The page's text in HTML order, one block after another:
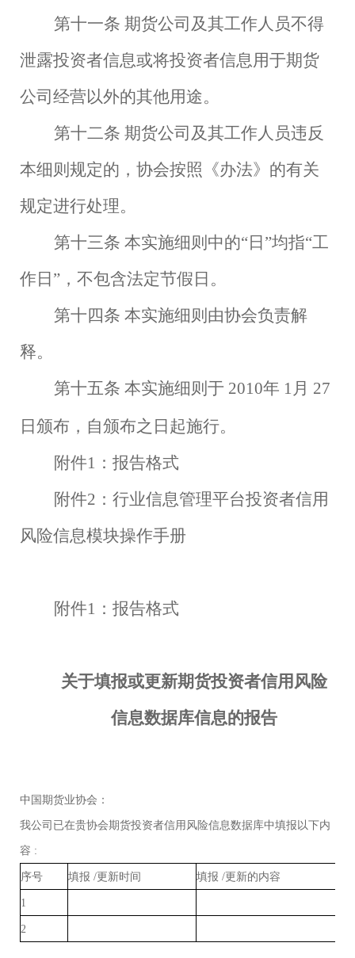
第十一条 期货公司及其工作人员不得
泄露投资者信息或将投资者信息用于期货
公司经营以外的其他用途。
第十二条 期货公司及其工作人员违反
本细则规定的，协会按照《办法》的有关
规定进行处理。
第十三条 本实施细则中的“日”均指“工
作日”，不包含法定节假日。
第十四条 本实施细则由协会负责解
释。
第十五条 本实施细则于 2010年 1月 27
日颁布，自颁布之日起施行。
附件1：报告格式
附件2：行业信息管理平台投资者信用
风险信息模块操作手册
附件1：报告格式
关于填报或更新期货投资者信用风险
信息数据库信息的报告
中国期货业协会：
我公司已在贵协会期货投资者信用风险信息数据库中填报以下内
容 :
序号 填报 /更新时间 填报 /更新的内容
1
2